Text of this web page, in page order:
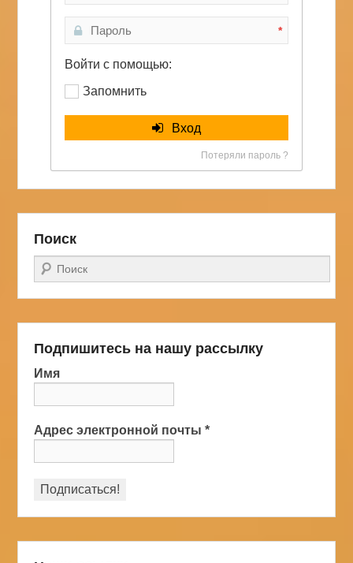
*
Войти с помощью:
Запомнить
Вход
Потеряли пароль ?
Поиск
Поиск
Подпишитесь на нашу рассылку
Имя
Адрес электронной почты*